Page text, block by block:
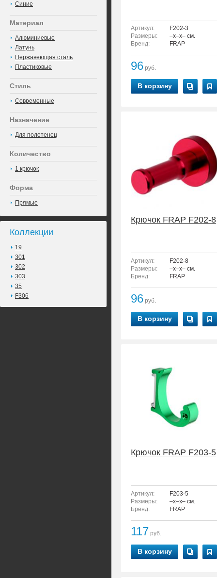
Синие
Материал
Алюминиевые
Латунь
Нержавеющая сталь
Пластиковые
Стиль
Современные
Назначение
Для полотенец
Количество
1 крючок
Форма
Прямые
Коллекции
19
301
302
303
35
F306
Артикул:
F202-3
Размеры:
–x–x– см.
Бренд:
FRAP
96 руб.
В корзину
Крючок FRAP F202-8
Артикул:
F202-8
Размеры:
–x–x– см.
Бренд:
FRAP
96 руб.
В корзину
Крючок FRAP F203-5
Артикул:
F203-5
Размеры:
–x–x– см.
Бренд:
FRAP
117 руб.
В корзину